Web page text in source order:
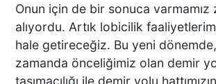
83 KAYITLI
HIRSIZ
TANIMADI
Onun için de bir sonuca varmamız
alıyordu. Artık lobicilik
hale getireceğiz. Bu yeni
zamanda önceliğimiz olan demir
taşımacılığı ile demir yolu